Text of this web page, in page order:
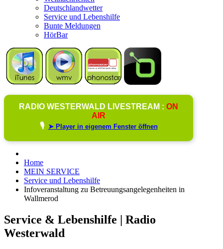
Deutschlandwetter
Service und Lebenshilfe
Bunte Meldungen
HörBar
RADIO WESTERWALD LIVESTREAM : ON
AIR
🎙️ ➤ Player in eigenem Fenster öffnen
Home
MEIN SERVICE
Service und Lebenshilfe
Infoveranstaltung zu Betreuungsangelegenheiten in
Wallmerod
Service & Lebenshilfe | Radio
Westerwald